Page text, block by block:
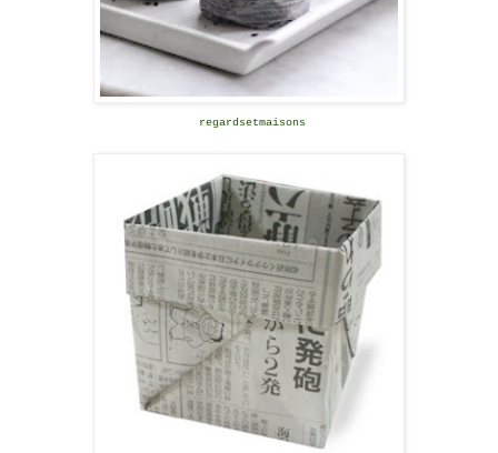
regardsetmaisons